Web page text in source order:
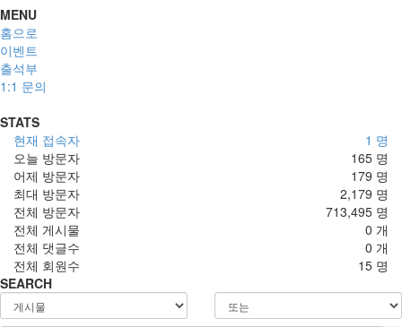
MENU
홈으로
이벤트
출석부
1:1 문의
STATS
1 명
현재 접속자
165 명
오늘 방문자
179 명
어제 방문자
2,179 명
최대 방문자
713,495 명
전체 방문자
0 개
전체 게시물
0 개
전체 댓글수
15 명
전체 회원수
SEARCH